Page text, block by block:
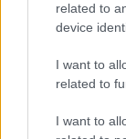
related to
device
I want to
related to
I want to
mindennapi